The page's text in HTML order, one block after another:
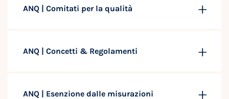
ANQ | Comitati per la qualità
ANQ | Concetti & Regolamenti
ANQ | Esenzione dalle misurazioni